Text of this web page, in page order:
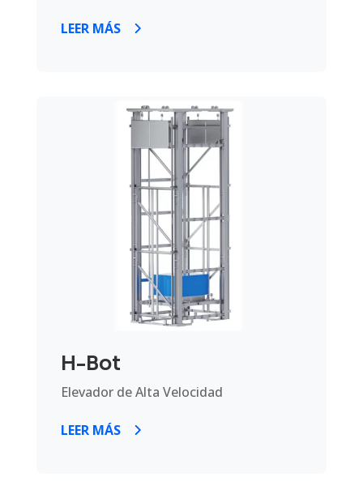
LEER MÁS
H-Bot
Elevador de Alta Velocidad
LEER MÁS